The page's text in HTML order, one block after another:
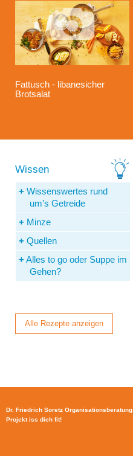
Fattusch - libanesicher
Brotsalat
Wissenswertes rund
um’s Getreide
Minze
Quellen
Alles to go oder Suppe im
Gehen?
Alle Rezepte anzeigen
Dr. Friedrich Soretz Organisationsberatung
Projekt iss dich fit!